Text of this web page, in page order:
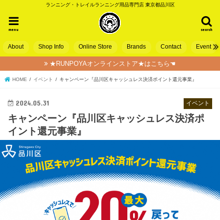
ランニング・トレイルランニング用品専門店 東京都品川区
search
menu
About Shop Info Online Store Brands Contact Event
★RUNPOYAオンラインストア★はこちら☚
HOME イベント キャンペーン『品川区キャッシュレス決済ポイント還元事業』
イベント
2024.05.31
キャンペーン『品川区キャッシュレス決済ポ
イント還元事業』